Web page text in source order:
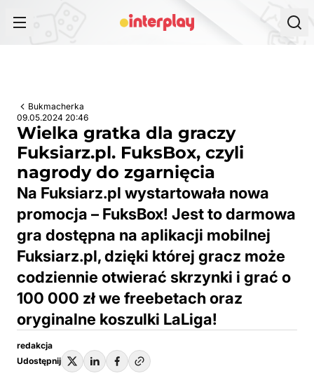
Bukmacherka
09.05.2024 20:46
Wielka gratka dla graczy
Fuksiarz.pl. FuksBox, czyli
nagrody do zgarnięcia
Na Fuksiarz.pl wystartowała nowa
promocja – FuksBox! Jest to darmowa
gra dostępna na aplikacji mobilnej
Fuksiarz.pl, dzięki której gracz może
codziennie otwierać skrzynki i grać o
100 000 zł we freebetach oraz
oryginalne koszulki LaLiga!
redakcja
Udostępnij